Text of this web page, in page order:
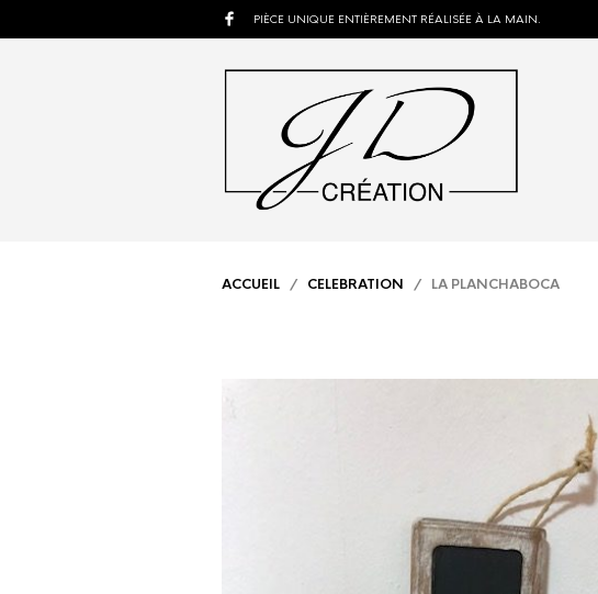
PIÈCE UNIQUE ENTIÈREMENT RÉALISÉE À LA MAIN.
ACCUEIL / CELEBRATION / LA PLANCHABOCA